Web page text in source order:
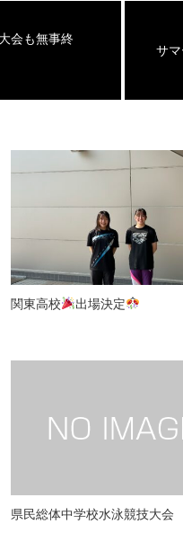
会も無事終
サ
関東高校 出場決定
県民総体中学校水泳競技大会